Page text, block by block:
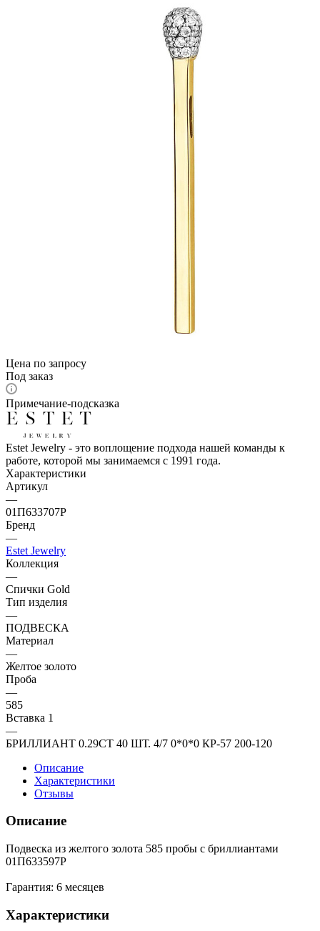
Цена по запросу
Под заказ
Примечание-подсказка
Estet Jewelry - это воплощение подхода нашей команды к
работе, которой мы занимаемся с 1991 года.
Характеристики
Артикул
—
01П633707Р
Бренд
—
Estet Jewelry
Коллекция
—
Спички Gold
Тип изделия
—
ПОДВЕСКА
Материал
—
Желтое золото
Проба
—
585
Вставка 1
—
БРИЛЛИАНТ 0.29CT 40 ШТ. 4/7 0*0*0 КР-57 200-120
Описание
Характеристики
Отзывы
Описание
Подвеска из желтого золота 585 пробы с бриллиантами
01П633597Р
Гарантия: 6 месяцев
Характеристики